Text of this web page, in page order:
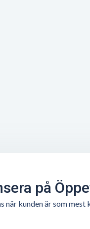
på
när kunden är som mest